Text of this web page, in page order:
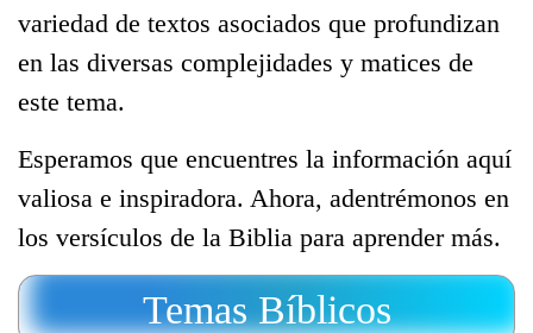
variedad de textos asociados que profundizan
en las diversas complejidades y matices de
este tema.
Esperamos que encuentres la información aquí
valiosa e inspiradora. Ahora, adentrémonos en
los versículos de la Biblia para aprender más.
Temas Bíblicos